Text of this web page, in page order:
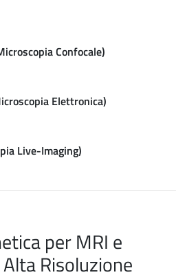
Confocale)
Elettronica)
Live-Imaging)
per MRI e
Risoluzione